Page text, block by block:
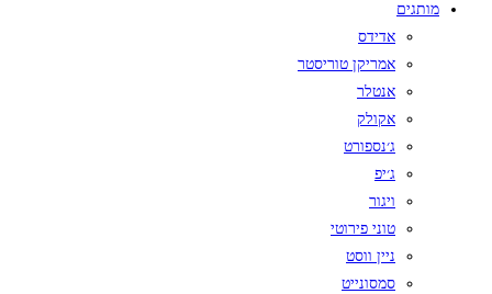
מותגים
אדידס
אמריקן טוריסטר
אנטלר
אקולק
ג׳נספורט
ג׳יפ
ויגור
טוני פירוטי
ניין ווסט
סמסונייט